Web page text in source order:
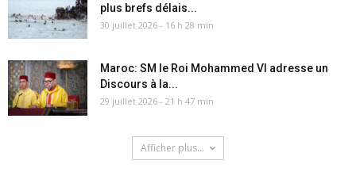
plus brefs délais...
30 juillet 2026 - 16 h 28 min
Maroc: SM le Roi Mohammed VI adresse un
Discours à la...
29 juillet 2026 - 21 h 47 min
Afficher plus...